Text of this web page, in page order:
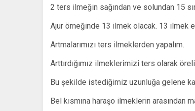
2 ters ilmeğin sağından ve solundan 15
Ajur örneğinde 13 ilmek olacak. 13 ilmek
Artmalarımızı ters ilmeklerden yapalım.
Arttırdığımız ilmeklerimizi ters olarak
Bu şekilde istediğimiz uzunluğa gelene
Bel kısmına haraşo ilmeklerin arasından